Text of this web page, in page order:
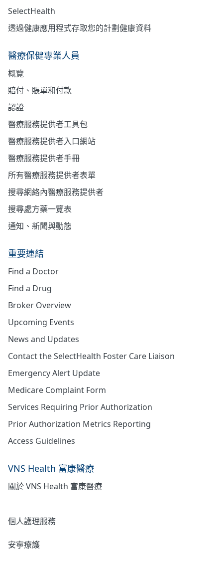
SelectHealth
透過健康應用程式存取您的計劃健康資料
醫療保健專業人員
概覽
賠付、賬單和付款
認證
醫療服務提供者工具包
醫療服務提供者入口網站
醫療服務提供者手冊
所有醫療服務提供者表單
搜尋網絡內醫療服務提供者
搜尋處方藥一覽表
通知、新聞與動態
重要連結
Find a Doctor
Find a Drug
Broker Overview
Upcoming Events
News and Updates
Contact the SelectHealth Foster Care Liaison
Emergency Alert Update
Medicare Complaint Form
Services Requiring Prior Authorization
Prior Authorization Metrics Reporting
Access Guidelines
VNS Health 富康醫療
關於 VNS Health 富康醫療
個人護理服務
安寧療護